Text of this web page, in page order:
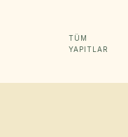
TÜM
YAPITLAR